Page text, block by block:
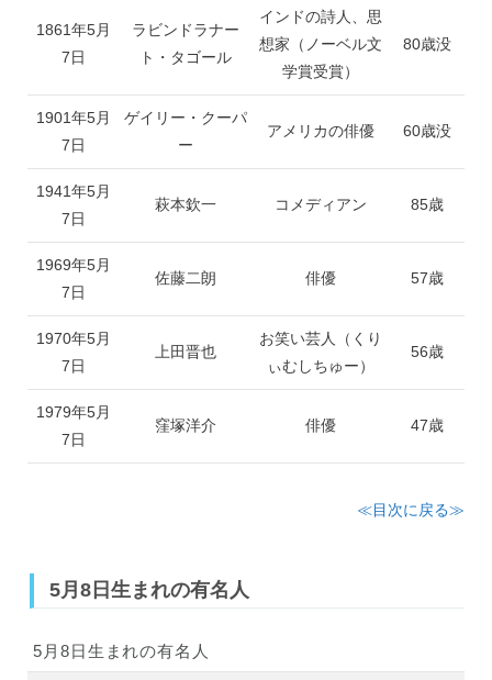
1861年5月
7日
ラビンドラナー
ト・タゴール
インドの詩人、思
想家（ノーベル文
学賞受賞）
80歳没
1901年5月
7日
ゲイリー・クーパ
ー
アメリカの俳優 60歳没
1941年5月
7日
萩本欽一 コメディアン 85歳
1969年5月
7日
佐藤二朗 俳優 57歳
1970年5月
7日
上田晋也
お笑い芸人（くり
ぃむしちゅー）
56歳
1979年5月
7日
窪塚洋介 俳優 47歳
≪目次に戻る≫
5月8日生まれの有名人
5月8日生まれの有名人